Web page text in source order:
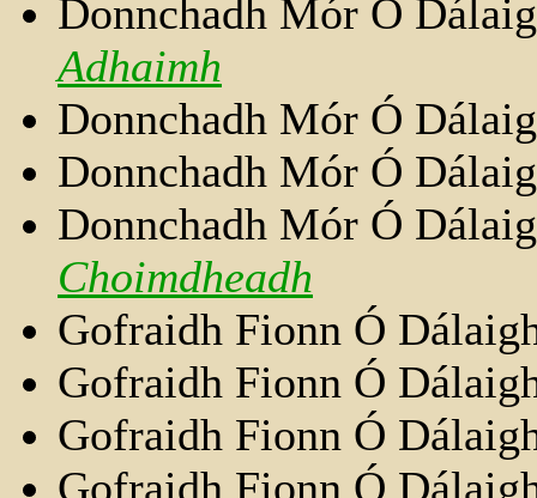
Donnchadh Mór Ó
Adhaimh
Donnchadh Mór Ó
Donnchadh Mór Ó
Donnchadh Mór Ó
Choimdheadh
Gofraidh Fionn Ó
Gofraidh Fionn Ó
Gofraidh Fionn Ó
Gofraidh Fionn Ó